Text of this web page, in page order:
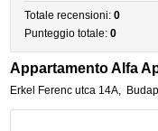
Totale recensioni:0
Punteggio totale:0
Appartamento Alfa
Erkel Ferenc utca 14A,